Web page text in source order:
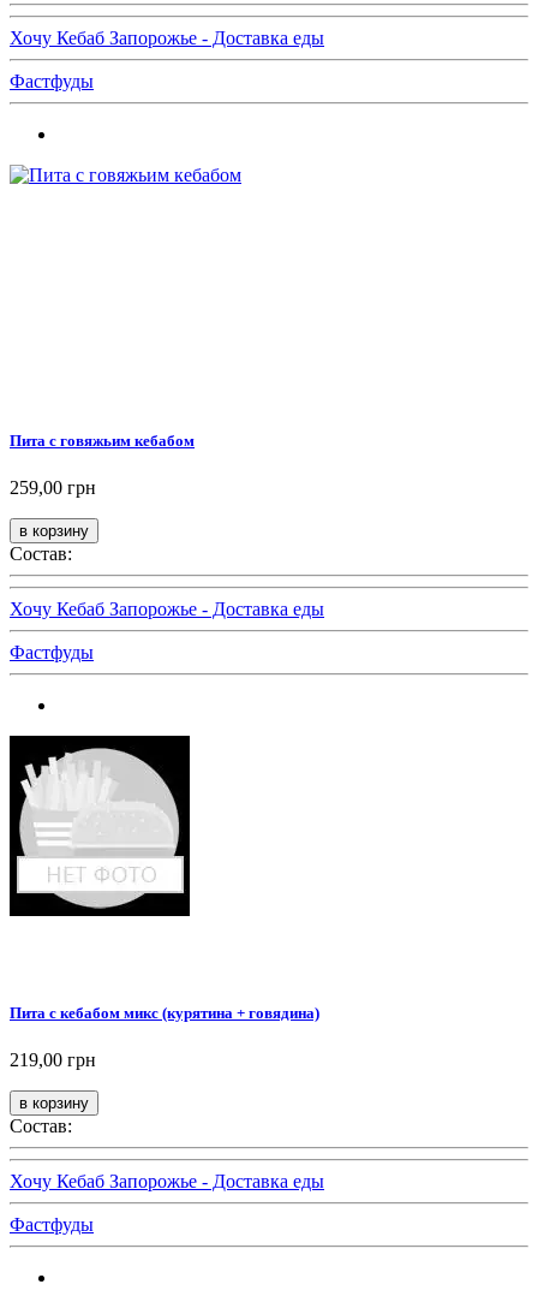
Хочу Кебаб Запорожье - Доставка еды
Фастфуды
Пита с говяжьим кебабом
259,00 грн
Состав:
Хочу Кебаб Запорожье - Доставка еды
Фастфуды
Пита с кебабом микс (курятина + говядина)
219,00 грн
Состав:
Хочу Кебаб Запорожье - Доставка еды
Фастфуды